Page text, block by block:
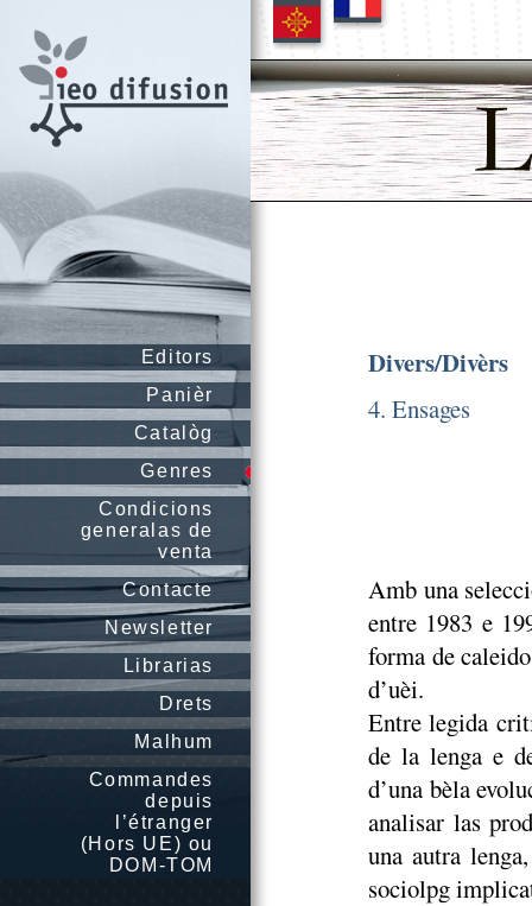
Editors
Panièr
Catalòg
Genres
Condicions
generalas de
venta
Contacte
Newsletter
Librarias
Drets
Malhum
Commandes
depuis
l’étranger
(Hors UE) ou
DOM-TOM
Divers/Divèrs
4. Ensages
Amb una
entre 1983 e
forma de
d’uèi.
Entre legida
de la lenga e
d’una bèla
analisar las
una autra
sociolpg